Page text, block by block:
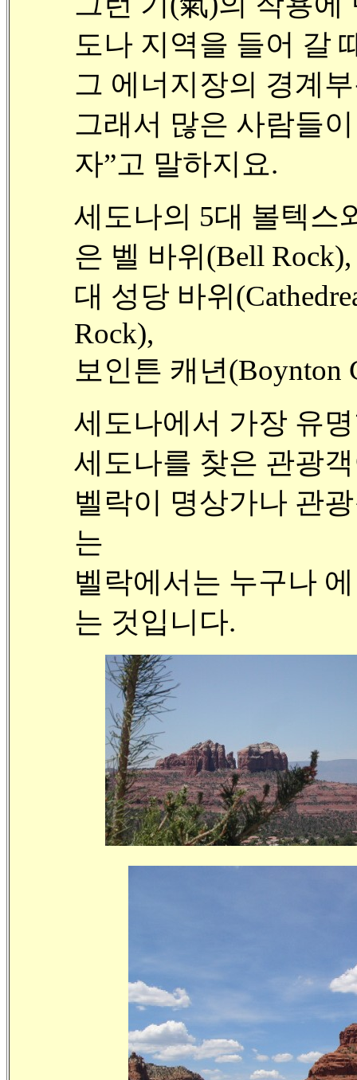
도나 지역을 들어 갈
그 에너지장의 경계
그래서 많은 사람들
자”고 말하지요.
세도나의 5대 볼텍스
은 벨 바위(Bell Rock),
대 성당 바위
Rock),
보인튼 캐년(Boynton
세도나에서 가장 유
세도나를 찾은 관광
벨락이 명상가나 관
는
벨락에서는 누구나
는 것입니다.